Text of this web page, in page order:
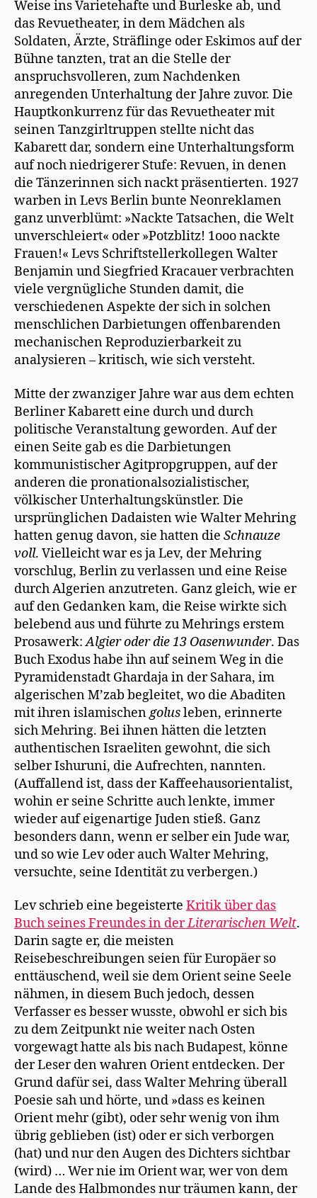
Weise ins Varietehafte und Burleske ab, und
das Revuetheater, in dem Mädchen als
Soldaten, Ärzte, Sträflinge oder Eskimos auf der
Bühne tanzten, trat an die Stelle der
anspruchsvolleren, zum Nachdenken
anregenden Unterhaltung der Jahre zuvor. Die
Hauptkonkurrenz für das Revuetheater mit
seinen Tanzgirltruppen stellte nicht das
Kabarett dar, sondern eine Unterhaltungsform
auf noch niedrigerer Stufe: Revuen, in denen
die Tänzerinnen sich nackt präsentierten. 1927
warben in Levs Berlin bunte Neonreklamen
ganz unverblümt: »Nackte Tatsachen, die Welt
unverschleiert« oder »Potzblitz! 1ooo nackte
Frauen!« Levs Schriftstellerkollegen Walter
Benjamin und Siegfried Kracauer verbrachten
viele vergnügliche Stunden damit, die
verschiedenen Aspekte der sich in solchen
menschlichen Darbietungen offenbarenden
mechanischen Reproduzierbarkeit zu
analysieren – kritisch, wie sich versteht.
Mitte der zwanziger Jahre war aus dem echten
Berliner Kabarett eine durch und durch
politische Veranstaltung geworden. Auf der
einen Seite gab es die Darbietungen
kommunistischer Agitpropgruppen, auf der
anderen die pronationalsozialistischer,
völkischer Unterhaltungskünstler. Die
ursprünglichen Dadaisten wie Walter Mehring
hatten genug davon, sie hatten die Schnauze
voll. Vielleicht war es ja Lev, der Mehring
vorschlug, Berlin zu verlassen und eine Reise
durch Algerien anzutreten. Ganz gleich, wie er
auf den Gedanken kam, die Reise wirkte sich
belebend aus und führte zu Mehrings erstem
Prosawerk:Algier oder die 13 Oasenwunder. Das
Buch Exodus habe ihn auf seinem Weg in die
Pyramidenstadt Ghardaja in der Sahara, im
algerischen M’zab begleitet, wo die Abaditen
mit ihren islamischengolusleben, erinnerte
sich Mehring. Bei ihnen hätten die letzten
authentischen Israeliten gewohnt, die sich
selber Ishuruni, die Aufrechten, nannten.
(Auffallend ist, dass der Kaffeehausorientalist,
wohin er seine Schritte auch lenkte, immer
wieder auf eigenartige Juden stieß. Ganz
besonders dann, wenn er selber ein Jude war,
und so wie Lev oder auch Walter Mehring,
versuchte, seine Identität zu verbergen.)
Lev schrieb eine begeisterte Kritik über das
Buch seines Freundes in derLiterarischen Welt.
Darin sagte er, die meisten
Reisebeschreibungen seien für Europäer so
enttäuschend, weil sie dem Orient seine Seele
nähmen, in diesem Buch jedoch, dessen
Verfasser es besser wusste, obwohl er sich bis
zu dem Zeitpunkt nie weiter nach Osten
vorgewagt hatte als bis nach Budapest, könne
der Leser den wahren Orient entdecken. Der
Grund dafür sei, dass Walter Mehring überall
Poesie sah und hörte, und »dass es keinen
Orient mehr (gibt), oder sehr wenig von ihm
übrig geblieben (ist) oder er sich verborgen
(hat) und nur den Augen des Dichters sichtbar
(wird) … Wer nie im Orient war, wer von dem
Lande des Halbmondes nur träumen kann, der